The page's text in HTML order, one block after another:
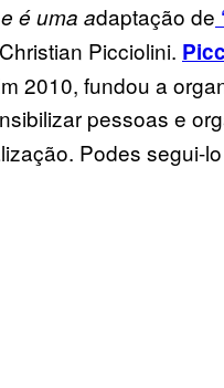
e é uma adaptação de
Picciolini.
2010, fundou a
pessoas e
Podes segui-